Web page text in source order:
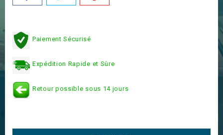
Paiement Sécurisé
Expédition Rapide et Sûre
Retour possible sous 14 jours